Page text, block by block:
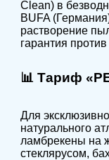
Clean) в
BUFA
растворение
гарантия
📊 Тариф
Для
натурального
ламбрекены на
стеклярусом,